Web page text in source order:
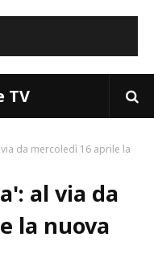
TV
da mercoledì 16 aprile la
al via da
la nuova